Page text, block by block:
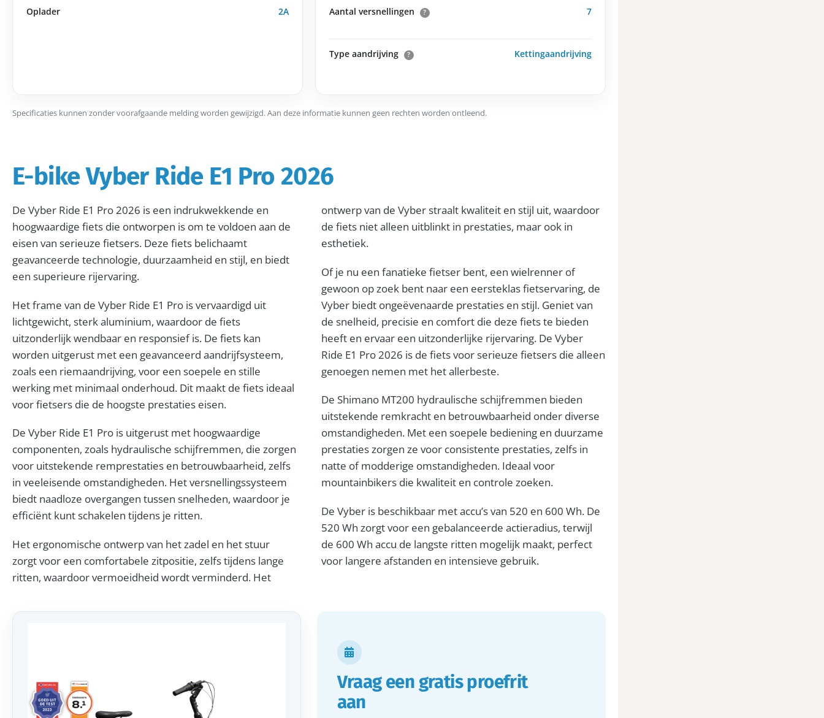
Oplader 2A Aantal versnellingen ? 7
Type aandrijving ? Kettingaandrijving
Specificaties kunnen zonder voorafgaande melding worden gewijzigd. Aan deze informatie kunnen geen rechten worden ontleend.
E-bike Vyber Ride E1 Pro 2026
De Vyber Ride E1 Pro 2026 is een indrukwekkende en
hoogwaardige fiets die ontworpen is om te voldoen aan de
eisen van serieuze fietsers. Deze fiets belichaamt
geavanceerde technologie, duurzaamheid en stijl, en biedt
een superieure rijervaring.
Het frame van de Vyber Ride E1 Pro is vervaardigd uit
lichtgewicht, sterk aluminium, waardoor de fiets
uitzonderlijk wendbaar en responsief is. De fiets kan
worden uitgerust met een geavanceerd aandrijfsysteem,
zoals een riemaandrijving, voor een soepele en stille
werking met minimaal onderhoud. Dit maakt de fiets ideaal
voor fietsers die de hoogste prestaties eisen.
De Vyber Ride E1 Pro is uitgerust met hoogwaardige
componenten, zoals hydraulische schijfremmen, die zorgen
voor uitstekende remprestaties en betrouwbaarheid, zelfs
in veeleisende omstandigheden. Het versnellingssysteem
biedt naadloze overgangen tussen snelheden, waardoor je
efficiënt kunt schakelen tijdens je ritten.
Het ergonomische ontwerp van het zadel en het stuur
zorgt voor een comfortabele zitpositie, zelfs tijdens lange
ritten, waardoor vermoeidheid wordt verminderd. Het
ontwerp van de Vyber straalt kwaliteit en stijl uit, waardoor
de fiets niet alleen uitblinkt in prestaties, maar ook in
esthetiek.
Of je nu een fanatieke fietser bent, een wielrenner of
gewoon op zoek bent naar een eersteklas fietservaring, de
Vyber biedt ongeëvenaarde prestaties en stijl. Geniet van
de snelheid, precisie en comfort die deze fiets te bieden
heeft en ervaar een uitzonderlijke rijervaring. De Vyber
Ride E1 Pro 2026 is de fiets voor serieuze fietsers die alleen
genoegen nemen met het allerbeste.
De Shimano MT200 hydraulische schijfremmen bieden
uitstekende remkracht en betrouwbaarheid onder diverse
omstandigheden. Met een soepele bediening en duurzame
prestaties zorgen ze voor consistente prestaties, zelfs in
natte of modderige omstandigheden. Ideaal voor
mountainbikers die kwaliteit en controle zoeken.
De Vyber is beschikbaar met accu’s van 520 en 600 Wh. De
520 Wh zorgt voor een gebalanceerde actieradius, terwijl
de 600 Wh accu de langste ritten mogelijk maakt, perfect
voor langere afstanden en intensieve gebruik.

Vraag een gratis proefrit
aan